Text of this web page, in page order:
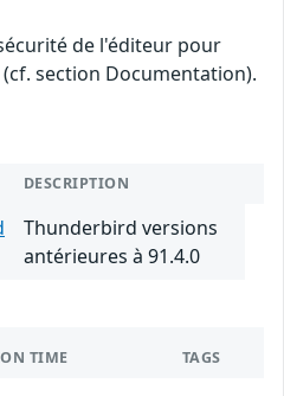
de l'éditeur pour
section Documentation).
DESCRIPTION
Thunderbird versions
antérieures à 91.4.0
TIME TAGS